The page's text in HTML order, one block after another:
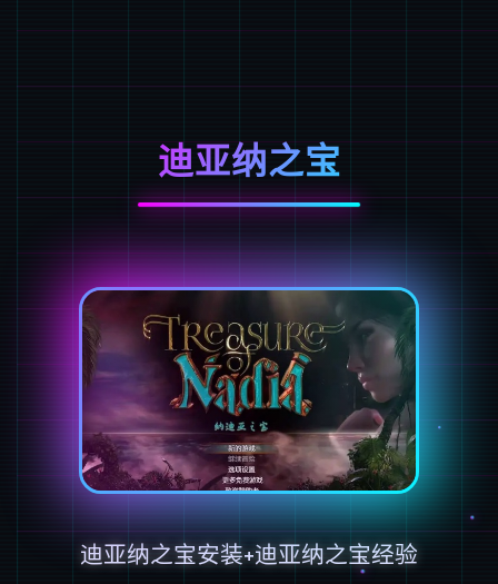
迪亚纳之宝
迪亚纳之宝安装+迪亚纳之宝经验